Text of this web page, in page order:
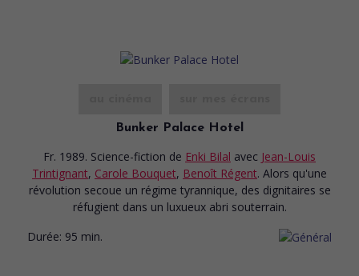
Bunker Palace Hotel
Fr. 1989. Science-fiction de Enki Bilal avec Jean-Louis
Trintignant, Carole Bouquet, Benoît Régent. Alors qu'une
révolution secoue un régime tyrannique, des dignitaires se
réfugient dans un luxueux abri souterrain.
Durée: 95 min.